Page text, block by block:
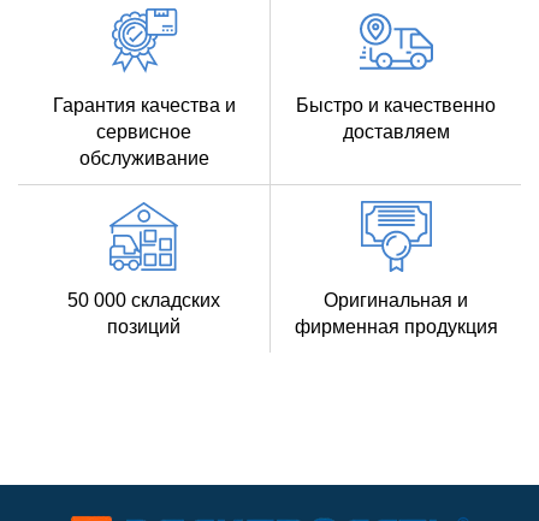
Гарантия качества и
сервисное
обслуживание
Быстро и качественно
доставляем
50 000 складских
позиций
Оригинальная и
фирменная продукция